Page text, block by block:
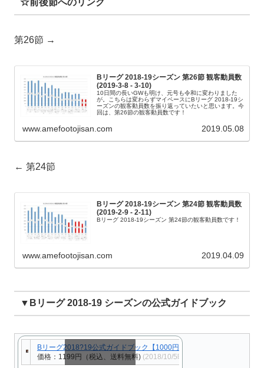
第26節 →
Bリーグ 2018-19シーズン 第26節 観客動員数
(2019-3-8 - 3-10)
10日間の長いGWも明け、元号も令和に変わりました
が。こちらは変わらずマイペースにBリーグ 2018-19シ
ーズンの観客動員数を振り返っていたいと思います。今
回は、第26節の観客動員数です！
www.amefootojisan.com 2019.05.08
← 第24節
Bリーグ 2018-19シーズン 第24節 観客動員数
(2019-2-9 - 2-11)
Bリーグ 2018-19シーズン 第24節の観客動員数です！
www.amefootojisan.com 2019.04.09
▼Bリーグ 2018-19 シーズンの公式ガイドブック
Bリーグ2018?19公式ガイドブック【1000円以上送料無料】
価格：1199円（税込、送料無料) (2018/10/5時点)